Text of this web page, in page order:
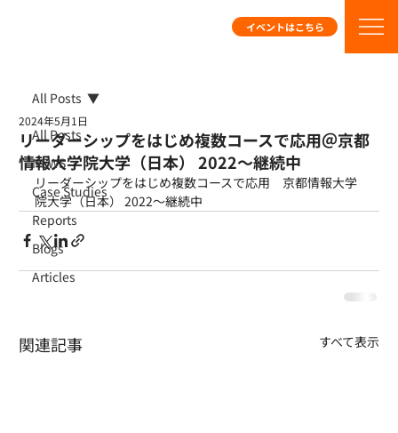
イベントはこちら
All Posts
NEWS
Case Studies
Reports
Blogs
Articles
All Posts
リーダーシップをはじめ複数コースで応用＠京都
情報大学院大学（日本） 2022～継続中
2024年5月1日
リーダーシップをはじめ複数コースで応用　京都情報大学
院大学（日本） 2022～継続中
関連記事 すべて表示